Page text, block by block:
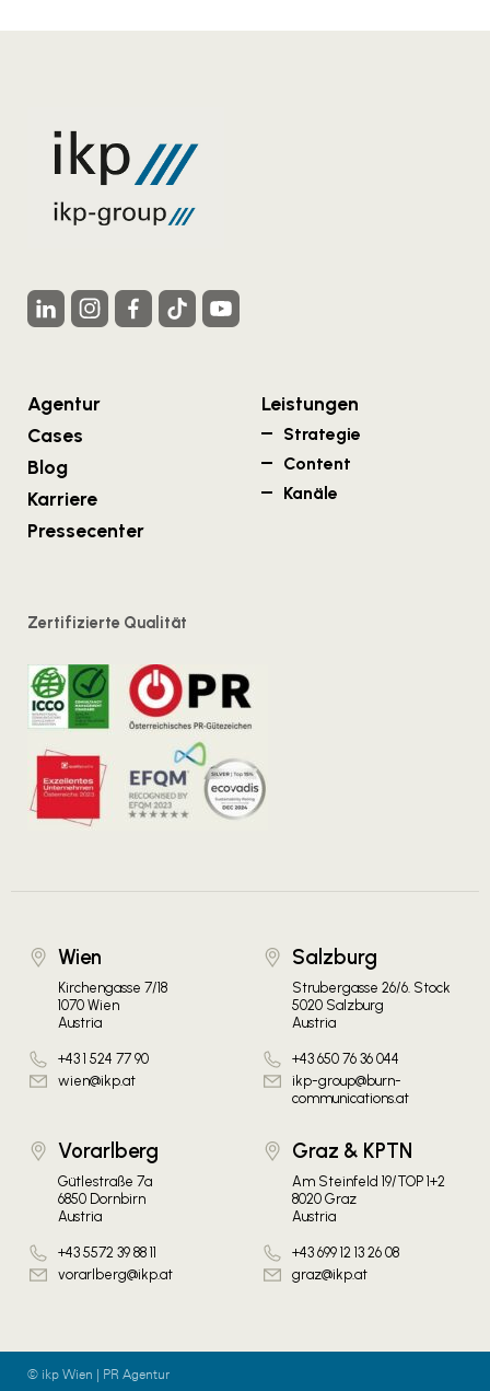
Agentur
Cases
Blog
Karriere
Pressecenter
Leistungen
Strategie
Content
Kanäle
Zertifizierte Qualität
Wien
Kirchengasse 7/18
1070 Wien
Austria
+43 1 524 77 90
wien@ikp.at
Salzburg
Strubergasse 26/6. Stock
5020 Salzburg
Austria
+43 650 76 36 044
ikp-group@burn-
communications.at
Vorarlberg
Gütlestraße 7a
6850 Dornbirn
Austria
+43 5572 39 88 11
vorarlberg@ikp.at
Graz & KPTN
Am Steinfeld 19/TOP 1+2
8020 Graz
Austria
+43 699 12 13 26 08
graz@ikp.at
© ikp Wien | PR Agentur